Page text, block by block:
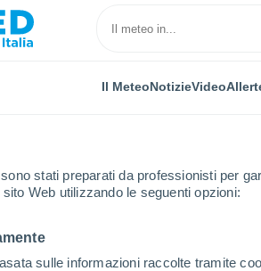
stati preparati da professionisti per
Web utilizzando le seguenti opzioni:
sulle informazioni raccolte tramite
Il MeteoNotizieVideo